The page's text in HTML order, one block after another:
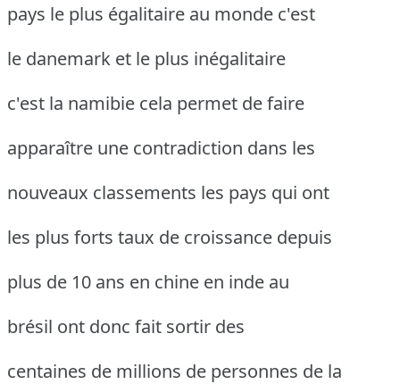
pays le plus égalitaire au monde c'est
le danemark et le plus inégalitaire
c'est la namibie cela permet de faire
apparaître une contradiction dans les
nouveaux classements les pays qui ont
les plus forts taux de croissance depuis
plus de 10 ans en chine en inde au
brésil ont donc fait sortir des
centaines de millions de personnes de la